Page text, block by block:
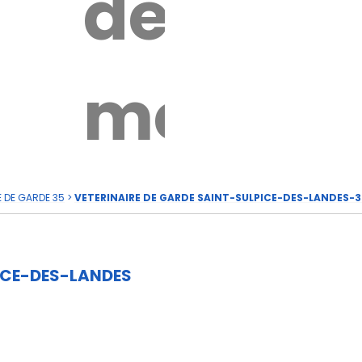
moi
DE GARDE 35 > VETERINAIRE DE GARDE SAINT-SULPICE-DES-LANDES-
DES-LANDES